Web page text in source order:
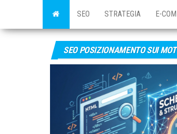
SEO STRATEGIA E-
SEO POSIZIONAMENTO SUI